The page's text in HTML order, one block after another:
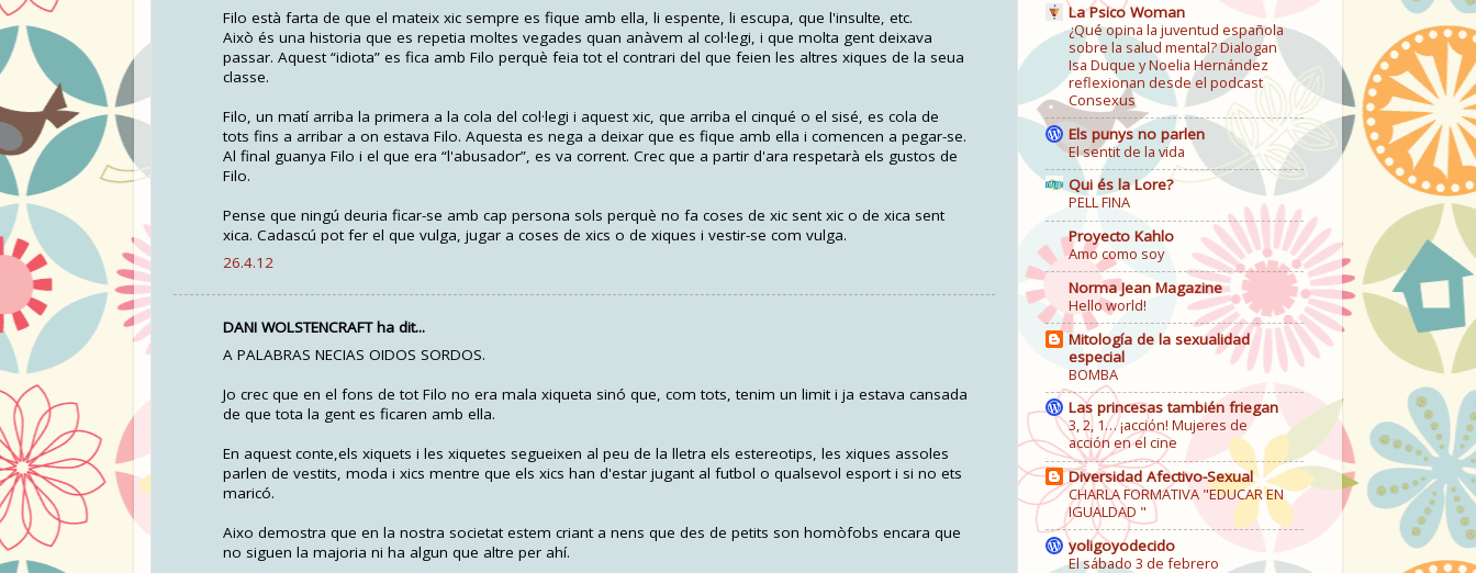
Filo està farta de que el mateix xic sempre es fique amb ella, li espente, li escupa, que l'insulte, etc.
Això és una historia que es repetia moltes vegades quan anàvem al col·legi, i que molta gent deixava
passar. Aquest “idiota” es fica amb Filo perquè feia tot el contrari del que feien les altres xiques de la seua
classe.
Filo, un matí arriba la primera a la cola del col·legi i aquest xic, que arriba el cinqué o el sisé, es cola de
tots fins a arribar a on estava Filo. Aquesta es nega a deixar que es fique amb ella i comencen a pegar-se.
Al final guanya Filo i el que era “l'abusador”, es va corrent. Crec que a partir d'ara respetarà els gustos de
Filo.
Pense que ningú deuria ficar-se amb cap persona sols perquè no fa coses de xic sent xic o de xica sent
xica. Cadascú pot fer el que vulga, jugar a coses de xics o de xiques i vestir-se com vulga.
26.4.12
DANI WOLSTENCRAFT ha dit...
A PALABRAS NECIAS OIDOS SORDOS.
Jo crec que en el fons de tot Filo no era mala xiqueta sinó que, com tots, tenim un limit i ja estava cansada
de que tota la gent es ficaren amb ella.
En aquest conte,els xiquets i les xiquetes segueixen al peu de la lletra els estereotips, les xiques assoles
parlen de vestits, moda i xics mentre que els xics han d'estar jugant al futbol o qualsevol esport i si no ets
maricó.
Aixo demostra que en la nostra societat estem criant a nens que des de petits son homòfobs encara que
no siguen la majoria ni ha algun que altre per ahí.
La Psico Woman
¿Qué opina la juventud española
sobre la salud mental? Dialogan
Isa Duque y Noelia Hernández
reflexionan desde el podcast
Consexus
Els punys no parlen
El sentit de la vida
Qui és la Lore?
PELL FINA
Proyecto Kahlo
Amo como soy
Norma Jean Magazine
Hello world!
Mitología de la sexualidad
especial
BOMBA
Las princesas también friegan
3, 2, 1… ¡acción! Mujeres de
acción en el cine
Diversidad Afectivo-Sexual
CHARLA FORMATIVA "EDUCAR EN
IGUALDAD "
yoligoyodecido
El sábado 3 de febrero